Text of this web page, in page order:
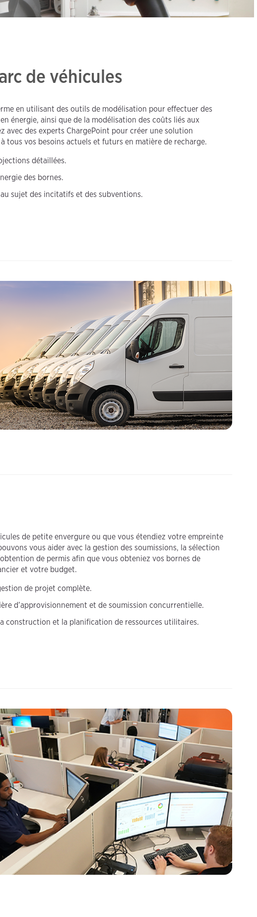
de véhicules
en utilisant des outils de modélisation pour effectuer des
énergie, ainsi que de la modélisation des coûts liés aux
avec des experts ChargePoint pour créer une solution
tous vos besoins actuels et futurs en matière de recharge.
détaillées.
des bornes.
sujet des incitatifs et des subventions.
de petite envergure ou que vous étendiez votre empreinte
vous aider avec la gestion des soumissions, la sélection
de permis afin que vous obteniez vos bornes de
et votre budget.
de projet complète.
d’approvisionnement et de soumission concurrentielle.
construction et la planification de ressources utilitaires.